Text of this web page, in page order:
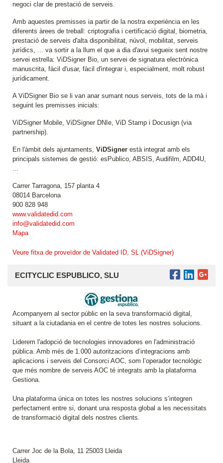
negoci clar de prestació de serveis.
Amb aquestes premisses ia partir de la nostra experiència en les
diferents àrees de treball: criptografia i certificació digital, biometria,
prestació de serveis d'alta disponibilitat, núvol, mobilitat, serveis
jurídics, ... va sortir a la llum el que a dia d'avui segueix sent nostre
servei estrella: ViDSigner Bio, un servei de signatura electrònica
manuscrita, fàcil d'usar, fàcil d'integrar i, especialment, molt robust
jurídicament.
A ViDSigner Bio se li van anar sumant nous serveis, tots de la mà i
seguint les premisses inicials:
ViDSigner Mobile, ViDSigner DNIe, ViD Stamp i Docusign (via
partnership).
En l'àmbit dels ajuntaments, ViDSigner està integrat amb els
principals sistemes de gestió: esPublico, ABSIS, Audifilm, ADD4U,
...
Carrer Tarragona, 157 planta 4
08014 Barcelona
900 828 948
www.validatedid.com
info@validatedid.com
Mapa
Veure fitxa de proveïdor de Validated ID, SL (ViDSigner)
ECITYCLIC ESPUBLICO, SLU
Acompanyem al sector públic en la seva transformació digital,
situant a la ciutadania en el centre de totes les nostres solucions.
Liderem l'adopció de tecnologies innovadores en l'administració
pública. Amb més de 1.000 autoritzacions d’integracions amb
aplicacions i serveis del Consorci AOC, som l’operador tecnològic
que més nombre de serveis AOC té integrats amb la plataforma
Gestiona.
Una plataforma única on totes les nostres solucions s’integren
perfectament entre si, donant una resposta global a les necessitats
de transformació digital dels nostres clients.
Carrer Joc de la Bola, 11 25003 Lleida
Lleida